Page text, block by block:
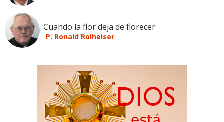
Cuando la flor deja de florecer
P. Ronald Rolheiser